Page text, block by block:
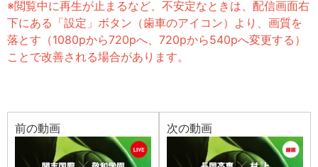
※閲覧中に再生が止まるなど、不安定なときは、配信画面右
下にある「設定」ボタン（歯車のアイコン）より、画質を
落とす（1080pから720pへ、720pから540pへ変更する）
ことで改善される場合があります。
前の動画 次の動画